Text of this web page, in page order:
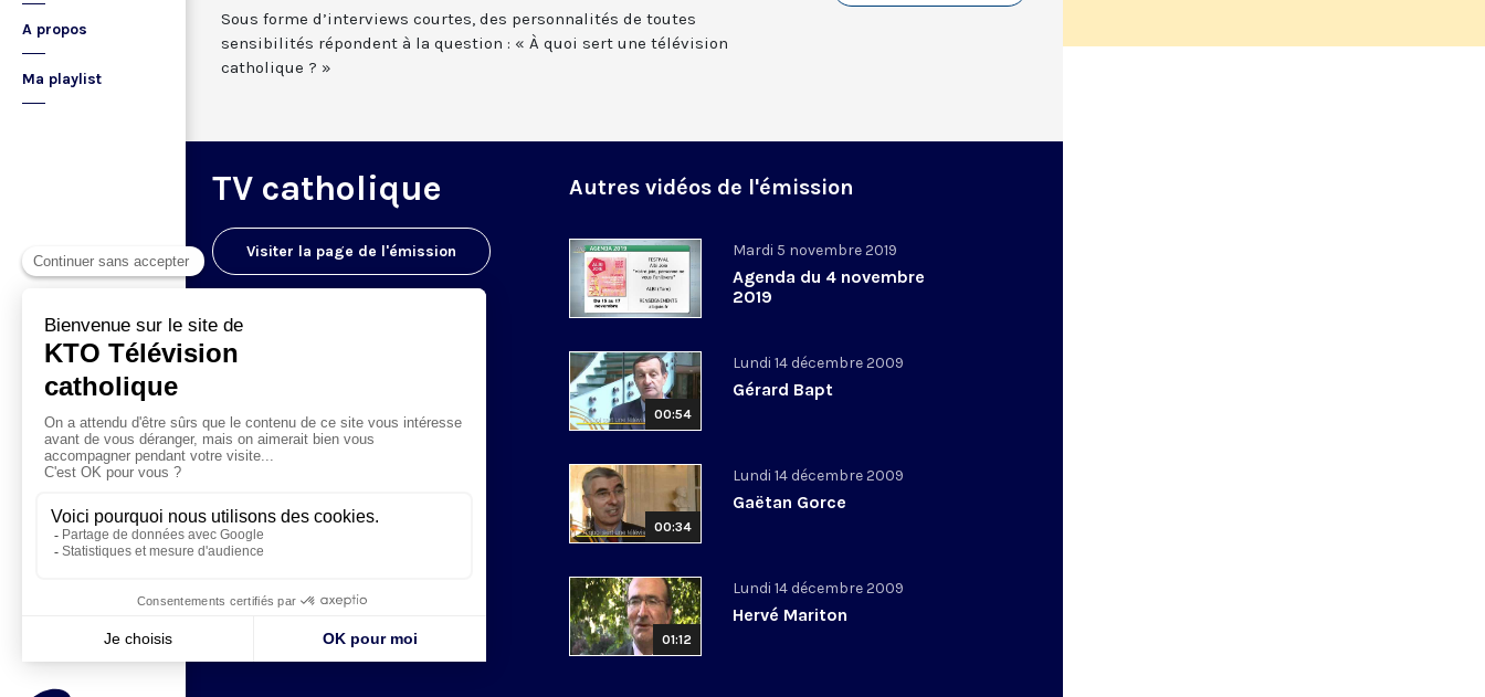
A propos
Ma playlist
Sous forme d’interviews courtes, des personnalités de toutes
sensibilités répondent à la question : « À quoi sert une télévision
catholique ? »
TV catholique
Visiter la page de l'émission
Autres vidéos de l'émission
Mardi 5 novembre 2019
Agenda du 4 novembre
2019
00:54
Lundi 14 décembre 2009
Gérard Bapt
00:34
Lundi 14 décembre 2009
Gaëtan Gorce
01:12
Lundi 14 décembre 2009
Hervé Mariton